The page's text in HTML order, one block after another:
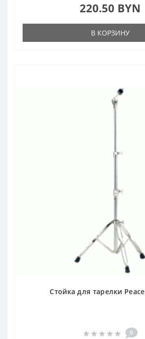
220.50 BYN
В КОРЗИНУ
Стойка для тарелки Peace
0